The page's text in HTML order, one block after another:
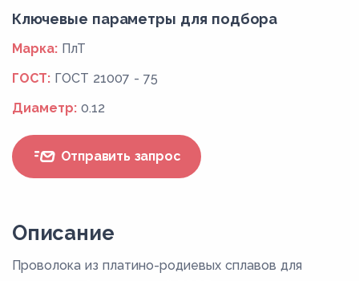
Ключевые параметры для подбора
Марка: ПлТ
ГОСТ: ГОСТ 21007 - 75
Диаметр: 0.12
Отправить запрос
Описание
Проволока из платино-родиевых сплавов для